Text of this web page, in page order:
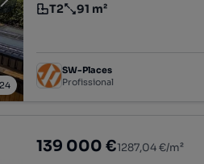
24
Tipologia
T2
Preço por metro quadrado
91 m²
SW-Places
Profissional
139 000 €1287,04 €/m²